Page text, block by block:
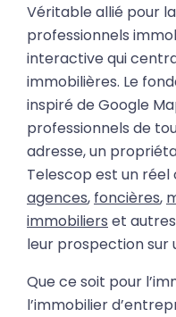
Véritable allié pour
professionnels
interactive qui
immobilières. Le
inspiré de Google
professionnels de
adresse, un
Telescop est un
agences, foncières,
immobiliers et
leur prospection sur
Que ce soit pour
l’immobilier